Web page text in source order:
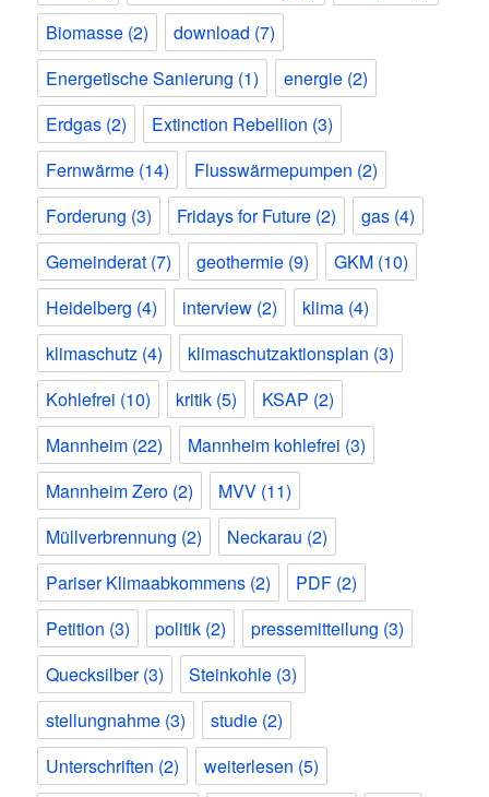
Biomasse (2) download (7)
Energetische Sanierung (1) energie (2)
Erdgas (2) Extinction Rebellion (3)
Fernwärme (14) Flusswärmepumpen (2)
Forderung (3) Fridays for Future (2) gas (4)
Gemeinderat (7) geothermie (9) GKM (10)
Heidelberg (4) interview (2) klima (4)
klimaschutz (4) klimaschutzaktionsplan (3)
Kohlefrei (10) kritik (5) KSAP (2)
Mannheim (22) Mannheim kohlefrei (3)
Mannheim Zero (2) MVV (11)
Müllverbrennung (2) Neckarau (2)
Pariser Klimaabkommens (2) PDF (2)
Petition (3) politik (2) pressemitteilung (3)
Quecksilber(3) Steinkohle (3)
stellungnahme (3) studie (2)
Unterschriften (2) weiterlesen (5)